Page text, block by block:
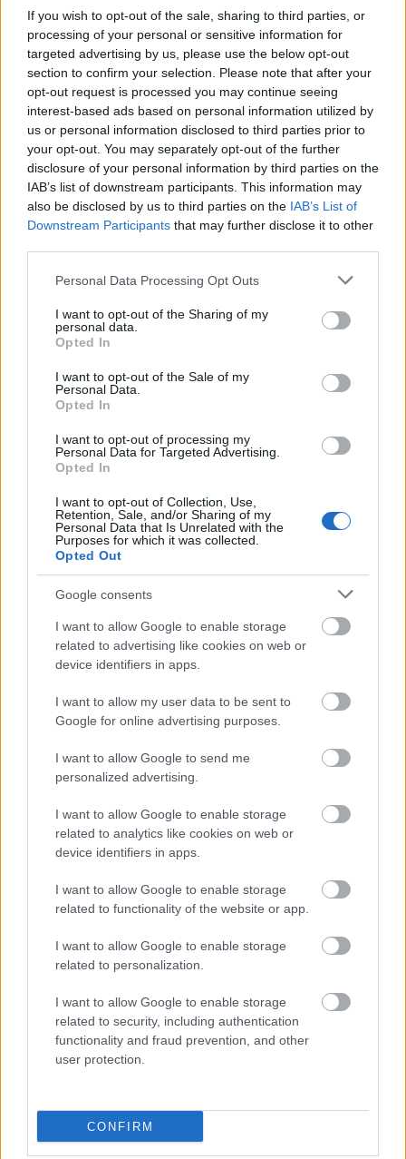
If you wish to opt-out of the sale, sharing to third parties, or
processing of your personal or sensitive information for
targeted advertising by us, please use the below opt-out
section to confirm your selection. Please note that after your
opt-out request is processed you may continue seeing
interest-based ads based on personal information utilized by
us or personal information disclosed to third parties prior to
your opt-out. You may separately opt-out of the further
disclosure of your personal information by third parties on the
IAB’s list of downstream participants. This information may
also be disclosed by us to third parties on the IAB’s List of
Downstream Participants that may further disclose it to other
Please note that this website/app uses one or more Google
not limited to your visit or usage behaviour. You may click to
grant or deny consent to Google and its third-party tags to
use your data for below specified purposes in below Google
consent section.
Personal Data Processing Opt Outs
I want to opt-out of the Sharing of my
personal data.
Opted In
I want to opt-out of the Sale of my
Personal Data.
Opted In
I want to opt-out of processing my
Personal Data for Targeted Advertising.
Opted In
I want to opt-out of Collection, Use,
Retention, Sale, and/or Sharing of my
Personal Data that Is Unrelated with the
Purposes for which it was collected.
Opted Out
Google consents
I want to allow Google to enable storage
related to advertising like cookies on web or
device identifiers in apps.
I want to allow my user data to be sent to
Google for online advertising purposes.
I want to allow Google to send me
personalized advertising.
I want to allow Google to enable storage
related to analytics like cookies on web or
device identifiers in apps.
I want to allow Google to enable storage
related to functionality of the website or app.
I want to allow Google to enable storage
related to personalization.
I want to allow Google to enable storage
related to security, including authentication
functionality and fraud prevention, and other
user protection.
CONFIRM
3-4 ek bazsalikom pesto
3-4 gerezd fokhagyma
2 ek olaj
Elkészítés:
A tésztát kifőzzük.
Miután a tésztát kifőztük, összekeverjük azt a
bazsalikomos
pestoval (http://masteszta.blog.hu/2015/10/07/
serpenyőben, olajon addig pirítjuk, amíg a grillsajt
kockák megpirulnak. Ehhez hozzákeverjük az
összenyomott és aprított fokhagymákat is. Sózni
nem kell, mert a grillsajt és a pecsenye már elég
A bazsalikomos tésztával összekeverjük a
balzsamecetet, és azzal is összeforgatjuk lágyan az
egészet.
Laktató, finom.
Jó étvágyat hozzá!
Fotó: KockacZukor
Címkék:pesto bazsalikom grill szűzpecsenye grillsajt
Receptajánló KockacZukor
Ajánlott bejegyzések: